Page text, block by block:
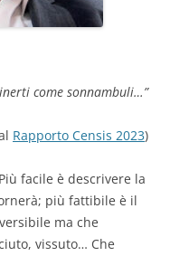
come sonnambuli…”
Rapporto Censis 2023)
facile è descrivere la
più fattibile è il
ma che
vissuto… Che